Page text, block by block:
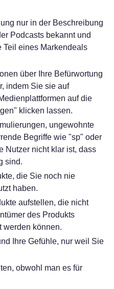
nur in der Beschreibung
Podcasts bekannt und
Teil eines Markendeals
über Ihre Befürwortung
indem Sie sie auf
auf die
klicken lassen.
ungewohnte
Begriffe wie "sp" oder
Nutzer nicht klar ist, dass
sind.
die Sie noch nie
haben.
aufstellen, die nicht
des Produkts
werden können.
Ihre Gefühle, nur weil Sie
obwohl man es für